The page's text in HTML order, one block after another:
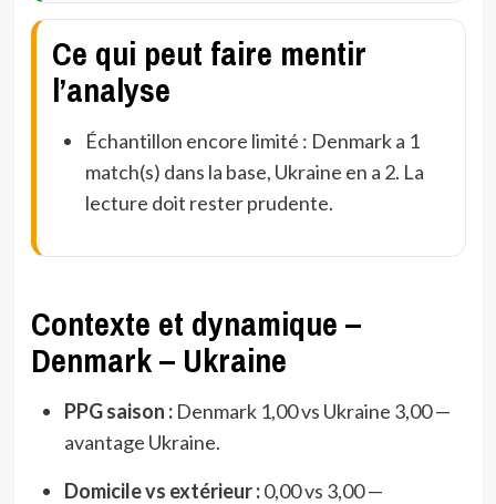
Ce qui peut faire mentir
l’analyse
Échantillon encore limité : Denmark a 1
match(s) dans la base, Ukraine en a 2. La
lecture doit rester prudente.
Contexte et dynamique –
Denmark – Ukraine
PPG saison :Denmark 1,00 vs Ukraine 3,00 —
avantage Ukraine.
Domicile vs extérieur :0,00 vs 3,00 —